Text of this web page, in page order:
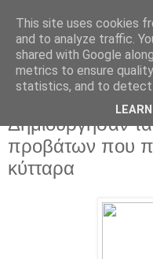
Δημιούργησαν
προβάτων που
κύτταρα
This site uses cookies
and to analyze traffic.
shared with Google
metrics to ensure
statistics, and to detect